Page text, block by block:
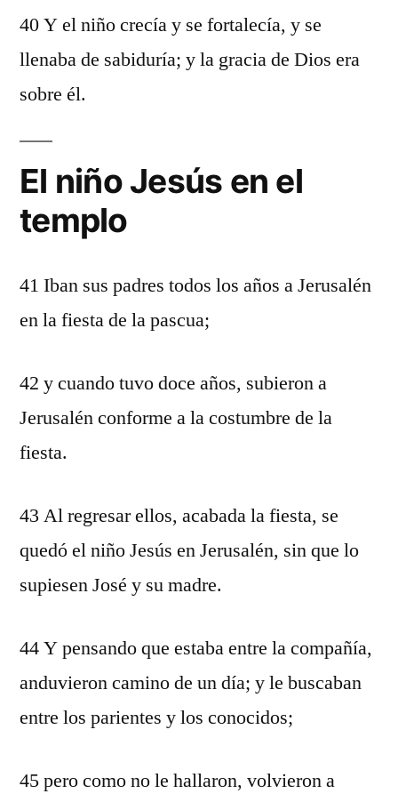
40 Y el niño crecía y se fortalecía, y se
llenaba de sabiduría; y la gracia de Dios era
sobre él.
El niño Jesús en el
templo
41 Iban sus padres todos los años a Jerusalén
en la fiesta de la pascua;
42 y cuando tuvo doce años, subieron a
Jerusalén conforme a la costumbre de la
fiesta.
43 Al regresar ellos, acabada la fiesta, se
quedó el niño Jesús en Jerusalén, sin que lo
supiesen José y su madre.
44 Y pensando que estaba entre la compañía,
anduvieron camino de un día; y le buscaban
entre los parientes y los conocidos;
45 pero como no le hallaron, volvieron a